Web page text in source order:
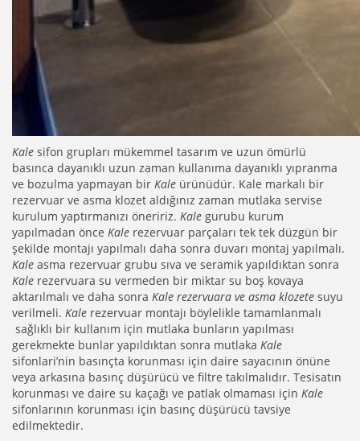
Kale sifon grupları mükemmel tasarım ve uzun ömürlü
basınca dayanıklı uzun zaman kullanıma dayanıklı yıpranma
ve bozulma yapmayan bir Kale ürünüdür. Kale markalı bir
rezervuar ve asma klozet aldığınız zaman mutlaka servise
kurulum yaptırmanızı öneririz. Kale gurubu kurum
yapılmadan önce Kale rezervuar parçaları tek tek düzgün bir
şekilde montajı yapılmalı daha sonra duvarı montaj yapılmalı.
Kale asma rezervuar grubu sıva ve seramik yapıldıktan sonra
Kale rezervuara su vermeden bir miktar su boş kovaya
aktarılmalı ve daha sonra Kale rezervuara ve asma klozete suyu
verilmeli. Kale rezervuar montajı böylelikle tamamlanmalı
sağlıklı bir kullanım için mutlaka bunların yapılması
gerekmekte bunlar yapıldıktan sonra mutlaka Kale
sifonlari’nin basınçta korunması için daire sayacının önüne
veya arkasına basınç düşürücü ve filtre takılmalıdır. Tesisatın
korunması ve daire su kaçağı ve patlak olmaması için Kale
sifonlarının korunması için basınç düşürücü tavsiye
edilmektedir.